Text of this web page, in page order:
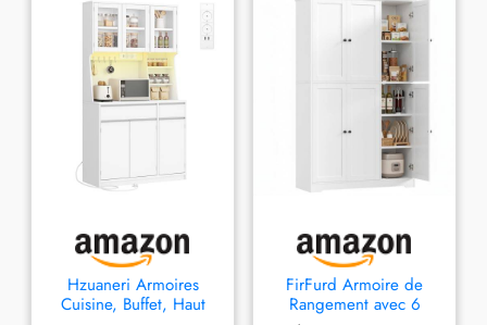
Hzuaneri Armoires
Cuisine, Buffet, Haut
FirFurd Armoire de
Rangement avec 6